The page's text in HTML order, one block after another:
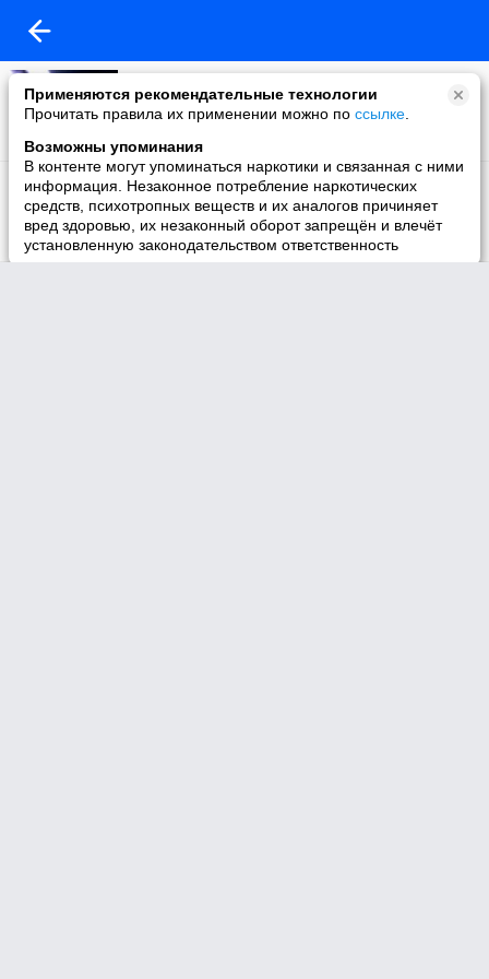
Применяются рекомендательные технологии
Прочитать правила их применении можно по ссылке
Возможны упоминания
В контенте могут упоминаться наркотики и связанная с ними
информация. Незаконное потребление наркотических
средств, психотропных веществ и их аналогов причиняет
вред здоровью, их незаконный оборот запрещён и влечёт
установленную законодательством ответственность
18 видео
Избранное
7 видео